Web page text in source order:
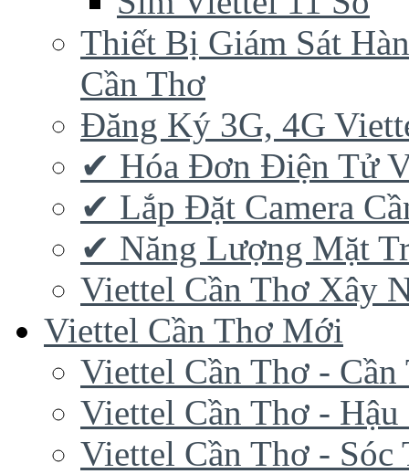
Thiết Bị Giám Sát
Cần Thơ
Đăng Ký 3G, 4G
✔‎ Hóa Đơn Điện Tử
✔‎ Lắp Đặt Camera
✔‎ Năng Lượng Mặt
Viettel Cần Thơ Xây
Viettel Cần Thơ Mới
Viettel Cần Thơ - Cần
Viettel Cần Thơ - Hậu
Viettel Cần Thơ - Sóc